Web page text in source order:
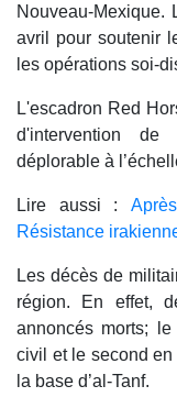
Nouveau-Mexique.
avril pour soutenir
les opérations soi-
L'escadron Red
d'intervention
déplorable à
Lire aussi :
Résistance
Les décès de
région. En effet,
annoncés morts;
civil et le second
la base d’al-Tanf.